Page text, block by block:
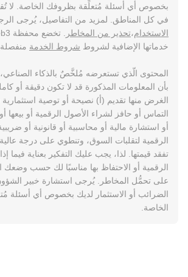
بخصوص أي أسئلة مُتعلِّقة بظروفك الخاصة. لا
في كل المناطق. لمزيد من التفاصيل، يُرجى
الاستخدام،تحذير من المخاطر
خدماتها الإضافية لشروط شروط الخدمة منفصلة.
المحتوى الّذي تستعرضه مُلخَّصٌ بالذكاء الصناعي،
بأن المعلومات المذكورة قد لا تكون دقيقة أو
الغرض منها تقديم (أ) نصيحة أو توصية
التماس أو حافز لشراء الأصول الرقمية أو بيعها
أو استشارة مالية أو محاسبية أو قانونية أو
الرقمية لتقلبات السوق، وتنطوي على درجة
تفقد قيمتها. لذا، يجب عليك التفكير بعناية فيما
الرقمية أو الاحتفاظ بها مناسبًا لك حسب وضعك
على تحمُّل المخاطر. يُرجى استشارة خبير الشؤون
الضرائب أو الاستثمار لديك بخصوص أي أسئلة
الخاصة.